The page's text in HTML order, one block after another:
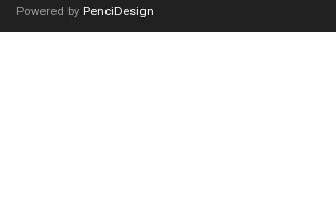
Powered by PenciDesign